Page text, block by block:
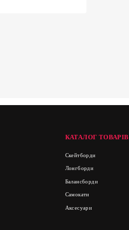
КАТАЛОГ ТОВАРІВ
Скейтборди
Лонгборди
Балансборди
Самокати
Аксесуари